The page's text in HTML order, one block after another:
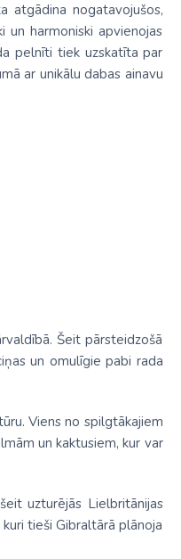
atgādina nogatavojušos,
harmoniski apvienojas
pelnīti tiek uzskatīta par
ar unikālu dabas ainavu
Šeit pārsteidzošā
un omulīgie pabi rada
Viens no spilgtākajiem
un kaktusiem, kur var
uzturējās Lielbritānijas
tieši Gibraltārā plānoja